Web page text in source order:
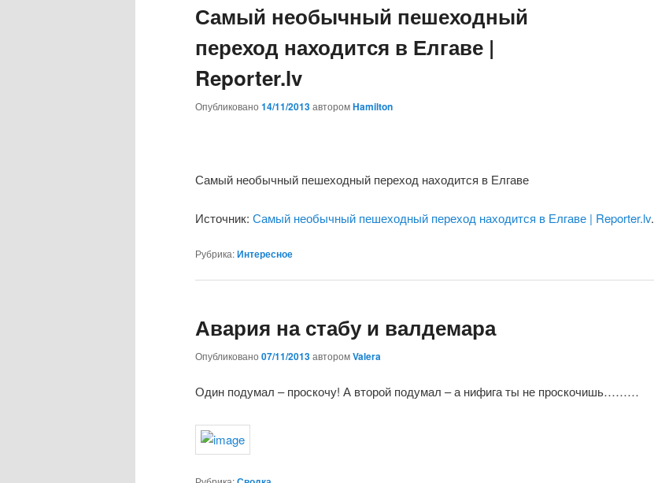
Самый необычный пешеходный
переход находится в Елгаве |
Reporter.lv
Опубликовано 14/11/2013авторомHamilton
Самый необычный пешеходный переход находится в Елгаве
Источник: Самый необычный пешеходный переход находится в Елгаве | Reporter.lv.
Рубрика:Интересное
Авария на стабу и валдемара
Опубликовано 07/11/2013авторомValera
Один подумал – проскочу! А второй подумал – а нифига ты не проскочишь………